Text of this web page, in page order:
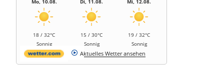
Mo, 10.08.
18 / 32°C
Sonnig
Di, 11.08.
15 / 30°C
Sonnig
Mi, 12.08.
19 / 32°C
Sonnig
Aktuelles Wetter ansehen